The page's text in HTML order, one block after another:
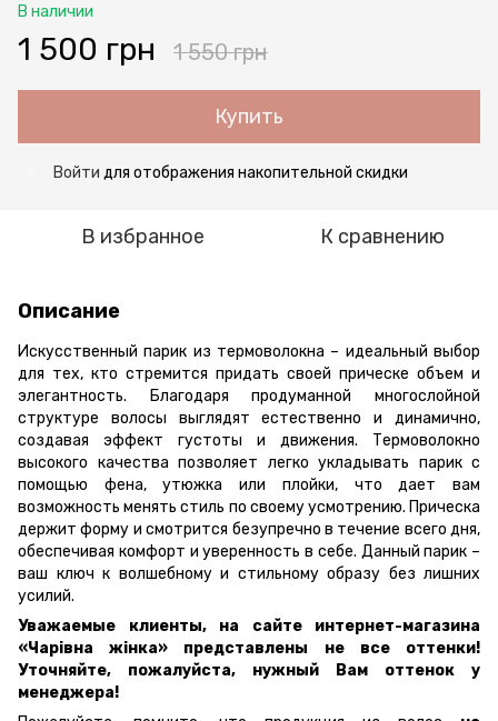
В наличии
1 500 грн 1 550 грн
Купить
Войти для отображения накопительной скидки
В избранное К сравнению
Описание
Искусственный парик из термоволокна – идеальный выбор
для тех, кто стремится придать своей прическе объем и
элегантность. Благодаря продуманной многослойной
структуре волосы выглядят естественно и динамично,
создавая эффект густоты и движения. Термоволокно
высокого качества позволяет легко укладывать парик с
помощью фена, утюжка или плойки, что дает вам
возможность менять стиль по своему усмотрению. Прическа
держит форму и смотрится безупречно в течение всего дня,
обеспечивая комфорт и уверенность в себе. Данный парик –
ваш ключ к волшебному и стильному образу без лишних
усилий.
Уважаемые клиенты, на сайте интернет-магазина
«Ч арівна жінка» представлены не все оттенки!
Уточняйте, пожалуйста, нужный Вам оттенок у
менеджера!